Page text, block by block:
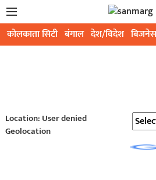
कोलकाता सिटी बंगाल देश/विदेश बिजनेस
Location: User denied
Geolocation